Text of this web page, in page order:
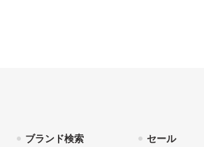
ブランド検索
セール